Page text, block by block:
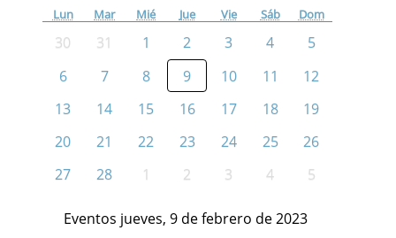
Lun Mar Mié Jue Vie Sáb Dom
30 31 1 2 3 4
5
6
7 8 9 10 11
12
13
14 15 16 17 18
19
20
21 22 23 24 25
26
27
28 1 2 3 4 5
Eventos jueves, 9 de febrero de 2023